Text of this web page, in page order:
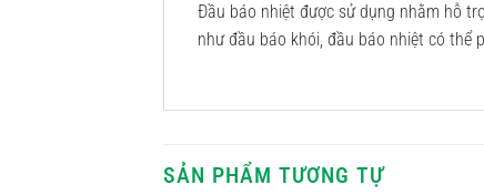
Đầu báo nhiệt được sử dụng nhằm hỗ
như đầu báo khói, đầu báo nhiệt có thể
SẢN PHẨM TƯƠNG TỰ